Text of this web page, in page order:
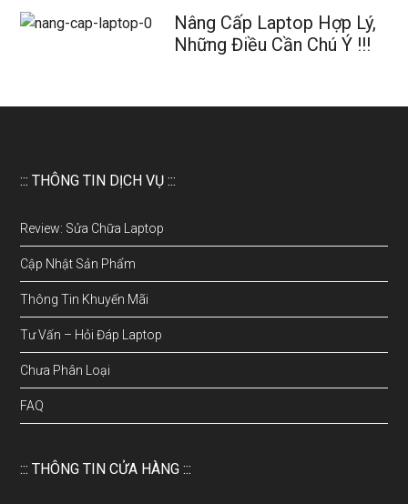
Nâng Cấp Laptop Hợp Lý,
Những Điều Cần Chú Ý !!!
::: THÔNG TIN DỊCH VỤ :::
Review: Sửa Chữa Laptop
Cập Nhật Sản Phẩm
Thông Tin Khuyến Mãi
Tư Vấn – Hỏi Đáp Laptop
Chưa Phân Loại
FAQ
::: THÔNG TIN CỬA HÀNG :::